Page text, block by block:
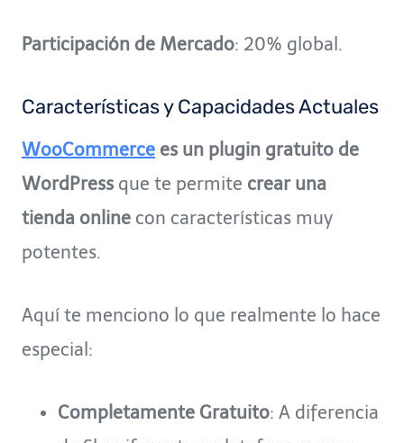
Participación de Mercado: 20% global.
Características y Capacidades Actuales
WooCommerce es un plugin gratuito de
WordPress que te permite crear una
tienda online con características muy
potentes.
Aquí te menciono lo que realmente lo hace
especial:
Completamente Gratuito: A diferencia